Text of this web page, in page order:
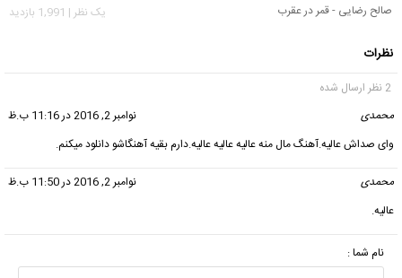
صالح رضایی - قمر در عقرب
يک نظر | 1,991 بازدید
نظرات
2 نظر ارسال شده
محمدی
نوامبر 2, 2016 در 11:16 ب.ظ
وای صداش عالیه.آهنگ مال منه عالیه عالیه عالیه.دارم بقیه آهنگاشو دانلود میکنم.
محمدی
نوامبر 2, 2016 در 11:50 ب.ظ
عالیه.
نام شما :